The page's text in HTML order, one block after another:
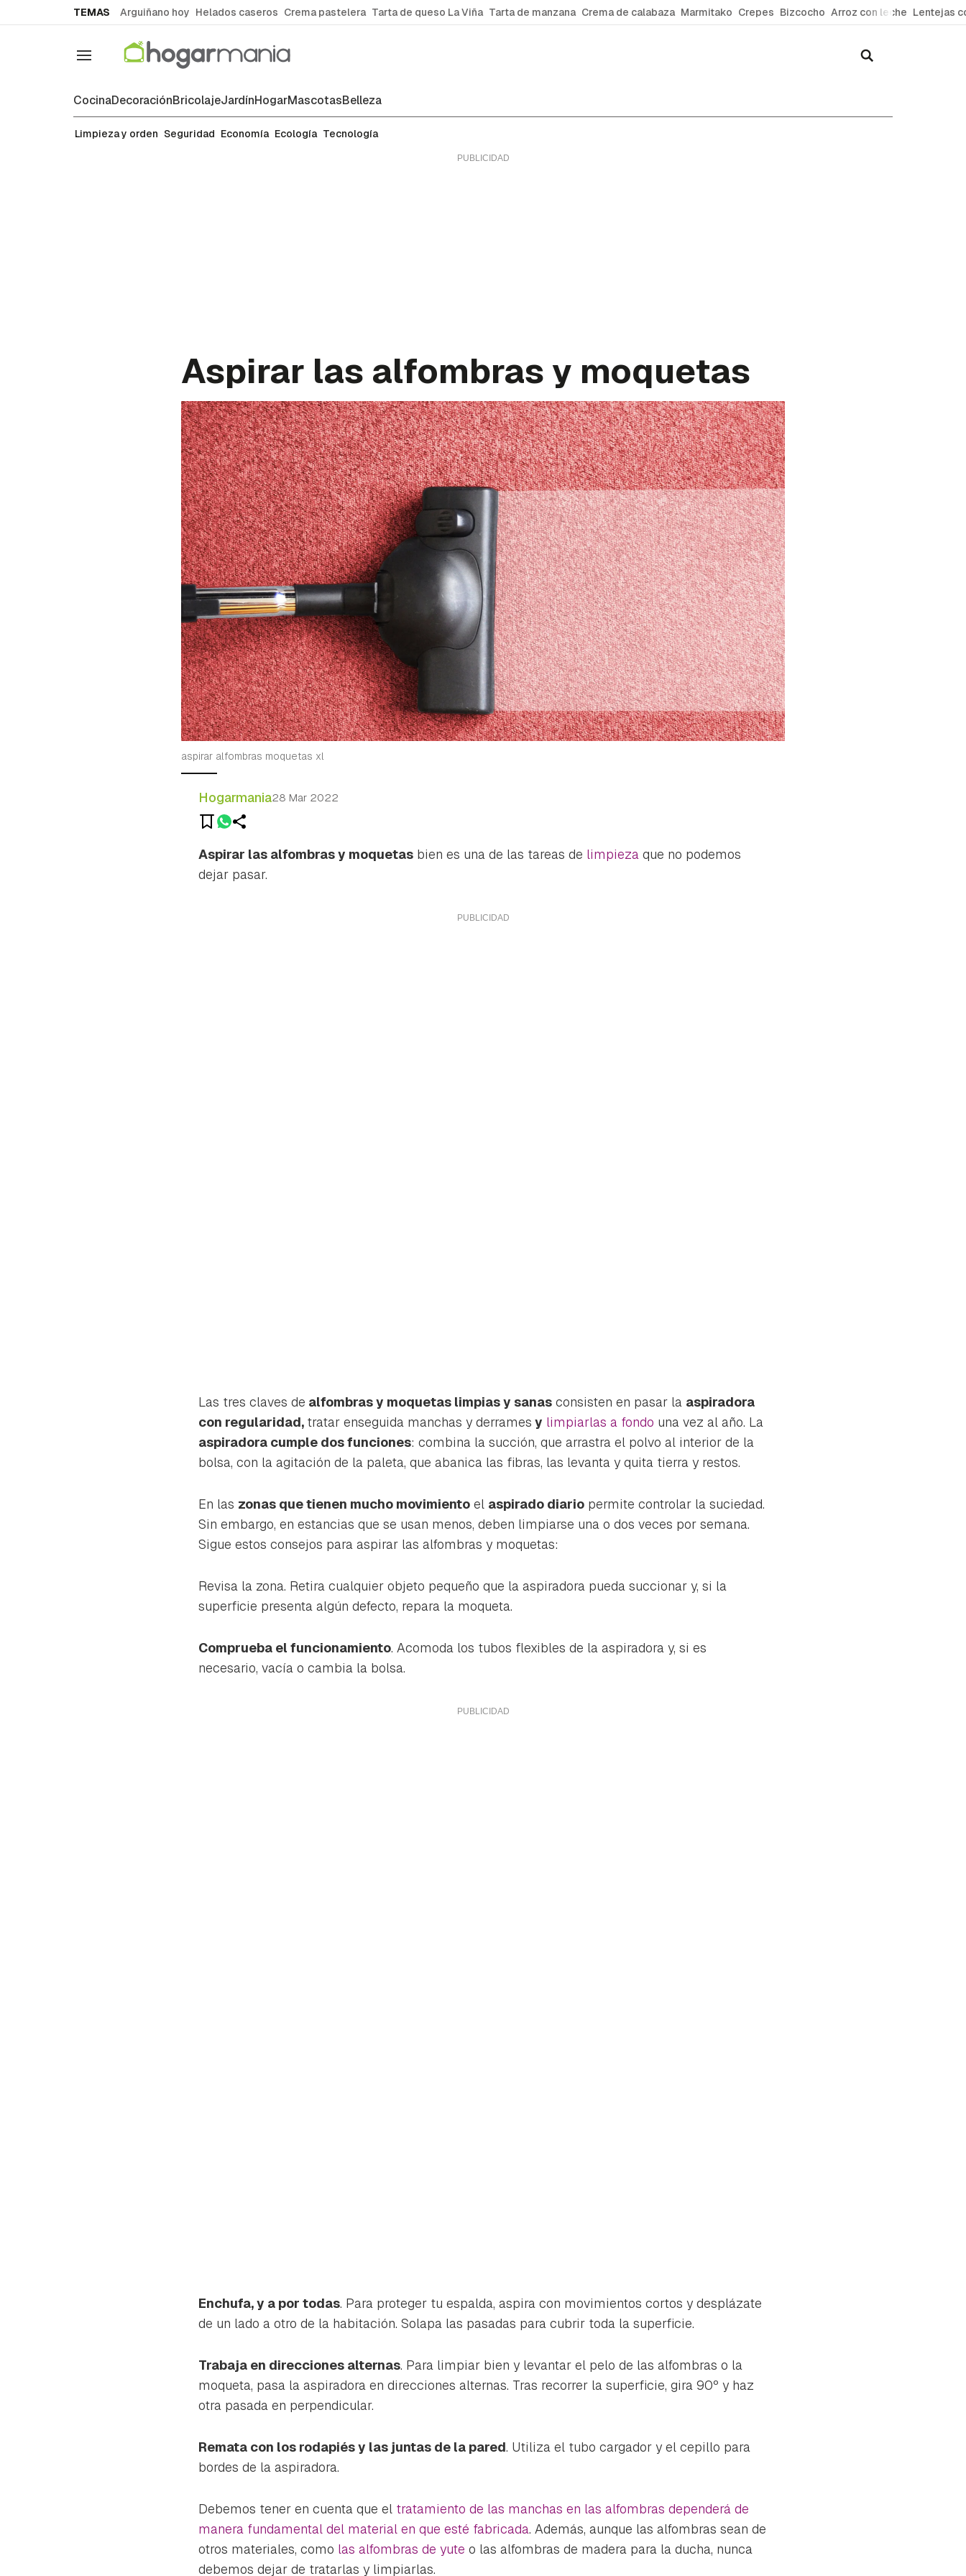
TEMAS Arguiñano hoy Helados caseros Crema pastelera Tarta de queso La Viña Tarta de manzana Crema de calabaza Marmitako Crepes Bizcocho Arroz con leche Lentejas
Navegación
CocinaDecoraciónBricolajeJardínHogarMascotasBelleza
Ropa y tejidos
Limpieza y orden Seguridad Economía Ecología Tecnología
Aspirar las alfombras y moquetas
aspirar alfombras moquetas xl
Hogarmania28 Mar 2022
Para poder guardar como favorito, primero has de iniciar sesión con tu
cuenta de Hogarmanía.
INICIAR SESIÓN CANCELAR
Aspirar las alfombras y moquetas bien es una de las tareas de limpieza que no podemos
dejar pasar.
Las tres claves de alfombras y moquetas limpias y sanas consisten en pasar la aspiradora
con regularidad, tratar enseguida manchas y derrames y limpiarlas a fondo una vez al año. La
aspiradora cumple dos funciones: combina la succión, que arrastra el polvo al interior de la
bolsa, con la agitación de la paleta, que abanica las fibras, las levanta y quita tierra y restos.
En las zonas que tienen mucho movimiento el aspirado diario permite controlar la suciedad.
Sin embargo, en estancias que se usan menos, deben limpiarse una o dos veces por semana.
Sigue estos consejos para aspirar las alfombras y moquetas:
Revisa la zona. Retira cualquier objeto pequeño que la aspiradora pueda succionar y, si la
superficie presenta algún defecto, repara la moqueta.
Comprueba el funcionamiento. Acomoda los tubos flexibles de la aspiradora y, si es
necesario, vacía o cambia la bolsa.
Enchufa, y a por todas. Para proteger tu espalda, aspira con movimientos cortos y desplázate
de un lado a otro de la habitación. Solapa las pasadas para cubrir toda la superficie.
Trabaja en direcciones alternas. Para limpiar bien y levantar el pelo de las alfombras o la
moqueta, pasa la aspiradora en direcciones alternas. Tras recorrer la superficie, gira 90º y haz
otra pasada en perpendicular.
Remata con los rodapiés y las juntas de la pared. Utiliza el tubo cargador y el cepillo para
bordes de la aspiradora.
Debemos tener en cuenta que el tratamiento de las manchas en las alfombras dependerá de
manera fundamental del material en que esté fabricada. Además, aunque las alfombras sean de
otros materiales, como las alfombras de yute o las alfombras de madera para la ducha, nunca
debemos dejar de tratarlas y limpiarlas.
Gracias por suscribirte a nuestro boletín.
ACEPTAR